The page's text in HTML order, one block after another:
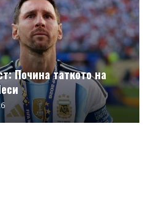
Почина таткото на